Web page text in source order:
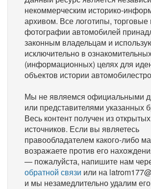
некоммерческим историко-
архивом. Все логотипы, торговые
фотографии автомобилей
законным владельцам и
исключительно в
(информационных) целях для
объектов истории
Мы не являемся официальными
или представителями указанных
Весь контент получен из открытых
источников. Если вы являетесь
правообладателем какого-либо
возражаете против его
— пожалуйста, напишите нам
обратной связи или на
и мы незамедлительно удалим